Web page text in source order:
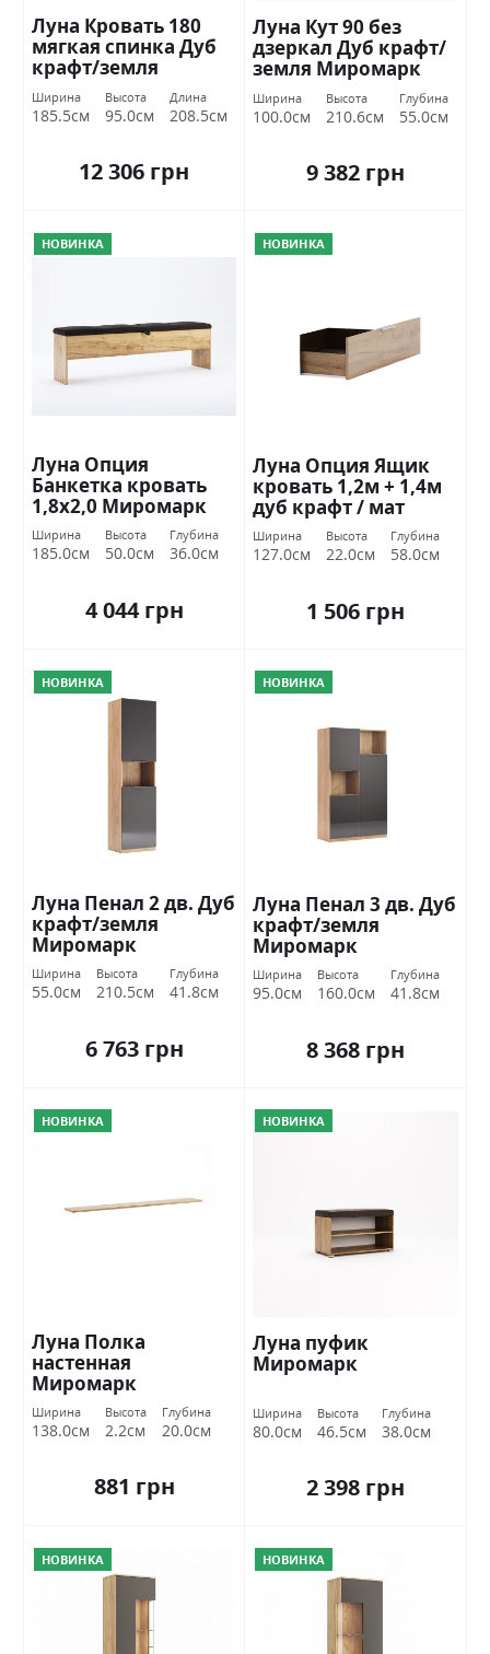
Луна Кровать 180
мягкая спинка Дуб
крафт/земля
Миромарк
Ширина
185.5см
Высота
95.0см
Длина
208.5см
12 306 грн
Луна Кут 90 без
дзеркал Дуб крафт/
земля Миромарк
Ширина
100.0см
Высота
210.6см
Глубина
55.0см
9 382 грн
НОВИНКА
Луна Опция
Банкетка кровать
1,8х2,0 Миромарк
Ширина
185.0см
Высота
50.0см
Глубина
36.0см
4 044 грн
НОВИНКА
Луна Опция Ящик
кровать 1,2м + 1,4м
дуб крафт / мат
скамейка Миромарк
Ширина
127.0см
Высота
22.0см
Глубина
58.0см
1 506 грн
НОВИНКА
Луна Пенал 2 дв. Дуб
крафт/земля
Миромарк
Ширина
55.0см
Высота
210.5см
Глубина
41.8см
6 763 грн
НОВИНКА
Луна Пенал 3 дв. Дуб
крафт/земля
Миромарк
Ширина
95.0см
Высота
160.0см
Глубина
41.8см
8 368 грн
НОВИНКА
Луна Полка
настенная
Миромарк
Ширина
138.0см
Высота
2.2см
Глубина
20.0см
881 грн
НОВИНКА
Луна пуфик
Миромарк
Ширина
80.0см
Высота
46.5см
Глубина
38.0см
2 398 грн
НОВИНКА НОВИНКА